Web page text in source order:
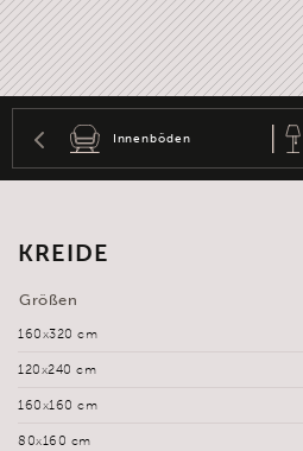
Innenböden
KREIDE
Größen
160x320 cm
120x240 cm
160x160 cm
80x160 cm